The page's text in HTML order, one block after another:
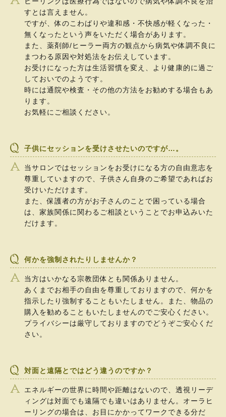
すとは言えません。
ですが、体のこわばりや違和感・不快感が軽くなった・
無くなったという声をいただく場合があります。
また、薬剤師/ヒーラー両方の観点から病気や体調不良に
まつわる原因や対処法をお伝えしています。
お受けになった方は生活習慣を変え、より健康的に過ご
しておいでのようです。
時には通院や検査・その他の方法をお勧めする場合もあ
ります。
お気軽にご相談ください。
子供にセッションを受けさせたいのですが…。
当サロンではセッションをお受けになる方の自由意志を
尊重していますので、子供さん自身のご希望であればお
受けいただけます。
また、保護者の方がお子さんのことで困っている場合
は、家族関係に関わるご相談ということでお申込みいた
だけます。
何かを強制されたりしませんか？
当方はいかなる宗教団体とも関係ありません。
あくまでお相手の自由を尊重しておりますので、何かを
指示したり強制することもいたしません。また、物品の
購入を勧めることもいたしませんのでご安心ください。
プライバシーは厳守しておりますのでどうぞご安心くだ
さい。
対面と遠隔とではどう違うのですか？
エネルギーの世界に時間や距離はないので、透視リーデ
ィングは対面でも遠隔でも違いはありません。オーラヒ
ーリングの場合は、お目にかかってワークできる分だ